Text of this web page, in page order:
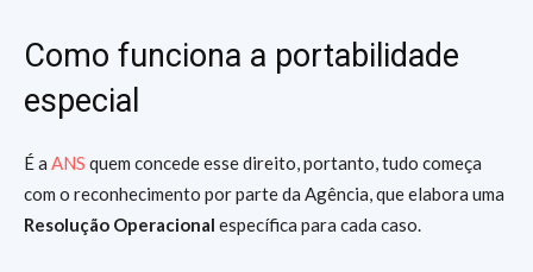
Como funciona a portabilidade
especial
É a ANS quem concede esse direito, portanto, tudo começa
com o reconhecimento por parte da Agência, que elabora uma
Resolução Operacional específica para cada caso.